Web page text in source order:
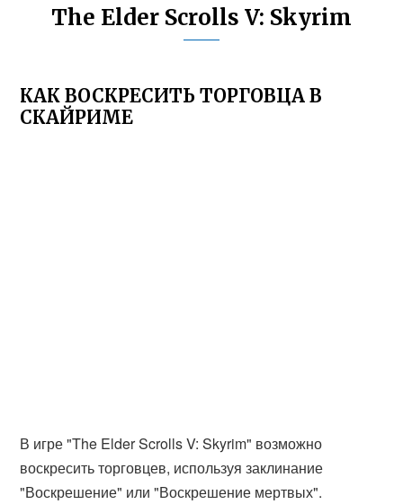
The Elder Scrolls V: Skyrim
КАК ВОСКРЕСИТЬ ТОРГОВЦА В
СКАЙРИМЕ
В игре "The Elder Scrolls V: Skyrim" возможно
воскресить торговцев, используя заклинание
"Воскрешение" или "Воскрешение мертвых".